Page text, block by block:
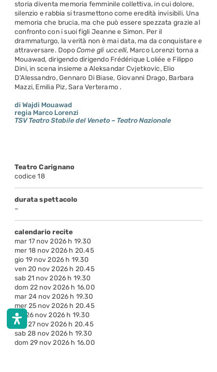
storia diventa memoria femminile collettiva, in cui dolore,
silenzio e rabbia si trasmettono come eredità invisibili. Una
memoria che brucia, ma che può essere spezzata grazie al
confronto con i suoi figli Jeanne e Simon. Per il
drammaturgo, la verità non è mai data, ma da conquistare e
attraversare. DopoCome gli uccelli, Marco Lorenzi torna a
Mouawad, dirigendo dirigendo Frédérique Loliée e Filippo
Dini, in scena insieme a Aleksandar Cvjetkovic, Elio
D’Alessandro, Gennaro Di Biase, Giovanni Drago, Barbara
Mazzi, Emilia Piz, Sara Verteramo .
di Wajdi Mouawad
regia Marco Lorenzi
TSV Teatro Stabile del Veneto – Teatro Nazionale
Teatro Carignano
codice 18
durata spettacolo
–
calendario recite
mar 17 nov 2026 h 19.30
mer 18 nov 2026 h 20.45
gio 19 nov 2026 h 19.30
ven 20 nov 2026 h 20.45
sab 21 nov 2026 h 19.30
dom 22 nov 2026 h 16.00
mar 24 nov 2026 h 19.30
mer 25 nov 2026 h 20.45
gio 26 nov 2026 h 19.30
ven 27 nov 2026 h 20.45
sab 28 nov 2026 h 19.30
dom 29 nov 2026 h 16.00